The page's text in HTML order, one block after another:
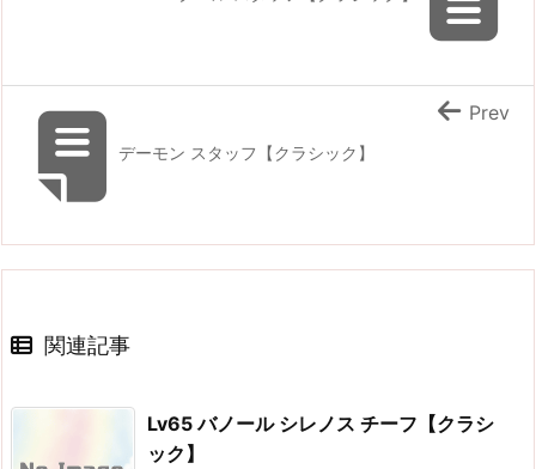
デーモン スタッフ【クラシック】
Prev
関連記事
Lv65 バノール シレノス チーフ【クラシ
ック】